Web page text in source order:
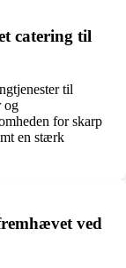
catering til
til
og
for skarp
en stærk
ved